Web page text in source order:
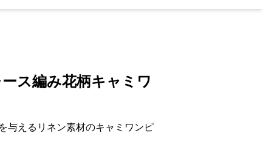
ス編み花柄キャミワ
与えるリネン素材のキャミワンピ